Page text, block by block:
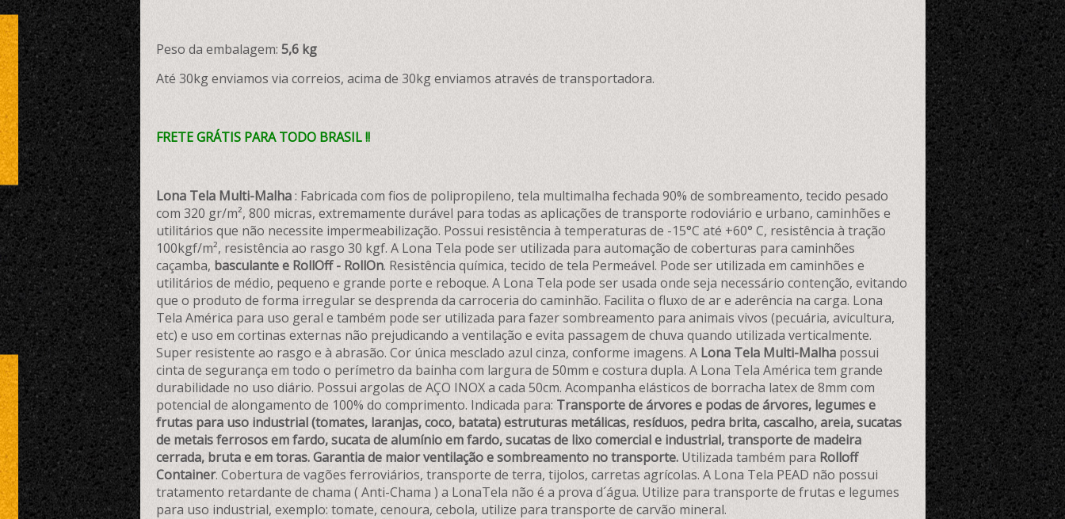
Peso da embalagem: 5,6 kg
Até 30kg enviamos via correios, acima de 30kg enviamos através de transportadora.
FRETE GRÁTIS PARA TODO BRASIL !!
Lona Tela Multi-Malha: Fabricada com fios de polipropileno, tela multimalha fechada 90% de sombreamento, tecido pesado
com 320 gr/m², 800 micras, extremamente durável para todas as aplicações de transporte rodoviário e urbano, caminhões e
utilitários que não necessite impermeabilização. Possui resistência à temperaturas de -15°C até +60° C, resistência à tração
100kgf/m², resistência ao rasgo 30 kgf. A Lona Tela pode ser utilizada para automação de coberturas para caminhões
caçamba, basculante e RollOff - RollOn. Resistência química, tecido de tela Permeável. Pode ser utilizada em caminhões e
utilitários de médio, pequeno e grande porte e reboque. A Lona Tela pode ser usada onde seja necessário contenção, evitando
que o produto de forma irregular se desprenda da carroceria do caminhão. Facilita o fluxo de ar e aderência na carga. Lona
Tela América para uso geral e também pode ser utilizada para fazer sombreamento para animais vivos (pecuária, avicultura,
etc) e uso em cortinas externas não prejudicando a ventilação e evita passagem de chuva quando utilizada verticalmente.
Super resistente ao rasgo e à abrasão. Cor única mesclado azul cinza, conforme imagens. A Lona Tela Multi-Malha possui
cinta de segurança em todo o perímetro da bainha com largura de 50mm e costura dupla. A Lona Tela América tem grande
durabilidade no uso diário. Possui argolas de AÇO INOX a cada 50cm. Acompanha elásticos de borracha latex de 8mm com
potencial de alongamento de 100% do comprimento. Indicada para: Transporte de árvores e podas de árvores, legumes e
frutas para uso industrial (tomates, laranjas, coco, batata) estruturas metálicas, resíduos, pedra brita, cascalho, areia, sucatas
de metais ferrosos em fardo, sucata de alumínio em fardo, sucatas de lixo comercial e industrial, transporte de madeira
cerrada, bruta e em toras. Garantia de maior ventilação e sombreamento no transporte. Utilizada também para Rolloff
Container. Cobertura de vagões ferroviários, transporte de terra, tijolos, carretas agrícolas. A Lona Tela PEAD não possui
tratamento retardante de chama ( Anti-Chama ) a LonaTela não é a prova d´água. Utilize para transporte de frutas e legumes
para uso industrial, exemplo: tomate, cenoura, cebola, utilize para transporte de carvão mineral.